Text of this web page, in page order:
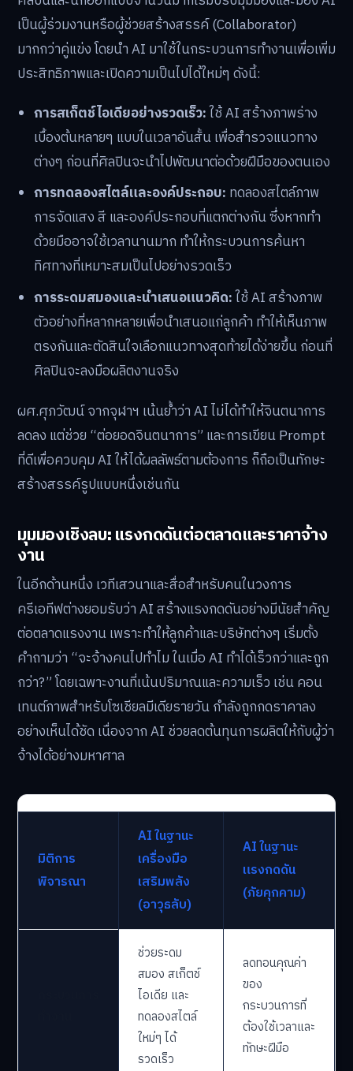
เป็นผู้ร่วมงานหรือผู้ช่วยสร้างสรรค์ (Collaborator)
มากกว่าคู่แข่ง โดยนำ AI มาใช้ในกระบวนการทำงานเพื่อเพิ่ม
ประสิทธิภาพและเปิดความเป็นไปได้ใหม่ๆ ดังนี้:
การสเก็ตช์ไอเดียอย่างรวดเร็ว:ใช้ AI สร้างภาพร่าง
เบื้องต้นหลายๆ แบบในเวลาอันสั้น เพื่อสำรวจแนวทาง
ต่างๆ ก่อนที่ศิลปินจะนำไปพัฒนาต่อด้วยฝีมือของตนเอง
การทดลองสไตล์และองค์ประกอบ: ทดลองสไตล์ภาพ
การจัดแสง สี และองค์ประกอบที่แตกต่างกัน ซึ่งหากทำ
ด้วยมืออาจใช้เวลานานมาก ทำให้กระบวนการค้นหา
ทิศทางที่เหมาะสมเป็นไปอย่างรวดเร็ว
การระดมสมองและนำเสนอแนวคิด:ใช้ AI สร้างภาพ
ตัวอย่างที่หลากหลายเพื่อนำเสนอแก่ลูกค้า ทำให้เห็นภาพ
ตรงกันและตัดสินใจเลือกแนวทางสุดท้ายได้ง่ายขึ้น ก่อนที่
ศิลปินจะลงมือผลิตงานจริง
ผศ.ศุภวัฒน์ จากจุฬาฯ เน้นย้ำว่า AI ไม่ได้ทำให้จินตนาการ
ลดลง แต่ช่วย “ต่อยอดจินตนาการ” และการเขียน Prompt
ที่ดีเพื่อควบคุม AI ให้ได้ผลลัพธ์ตามต้องการ ก็ถือเป็นทักษะ
สร้างสรรค์รูปแบบหนึ่งเช่นกัน
มุมมองเชิงลบ: แรงกดดันต่อตลาดและราคาจ้าง
งาน
ในอีกด้านหนึ่ง เวทีเสวนาและสื่อสำหรับคนในวงการ
ครีเอทีฟต่างยอมรับว่า AI สร้างแรงกดดันอย่างมีนัยสำคัญ
ต่อตลาดแรงงาน เพราะทำให้ลูกค้าและบริษัทต่างๆ เริ่มตั้ง
คำถามว่า “จะจ้างคนไปทำไม ในเมื่อ AI ทำได้เร็วกว่าและถูก
กว่า?” โดยเฉพาะงานที่เน้นปริมาณและความเร็ว เช่น คอน
เทนต์ภาพสำหรับโซเชียลมีเดียรายวัน กำลังถูกกดราคาลง
อย่างเห็นได้ชัด เนื่องจาก AI ช่วยลดต้นทุนการผลิตให้กับผู้ว่า
จ้างได้อย่างมหาศาล
มิติการ
พิจารณา
AI ในฐานะ
เครื่องมือ
เสริมพลัง
(อาวุธลับ)
AI ในฐานะ
แรงกดดัน
(ภัยคุกคาม)
ช่วยระดม
สมอง สเก็ตช์
ไอเดีย และ
ทดลองสไตล์
ใหม่ๆ ได้
รวดเร็ว
ลดทอนคุณค่า
ของ
กระบวนการที่
ต้องใช้เวลาและ
ทักษะฝีมือ